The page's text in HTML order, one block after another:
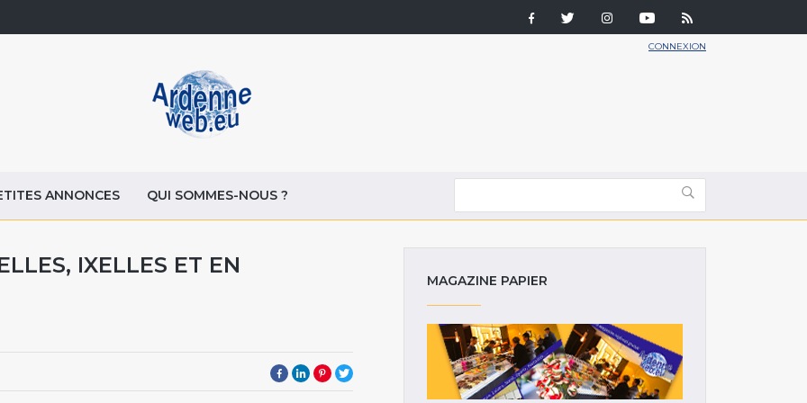
CONNEXION
ANNONCES QUI SOMMES-NOUS ?
IXELLES ET EN
MAGAZINE PAPIER